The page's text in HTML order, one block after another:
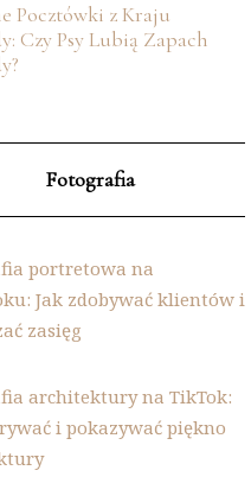
Pocztówki z Kraju
Czy Psy Lubią Zapach
Fotografia
portretowa na
Jak zdobywać klientów i
zasięg
architektury na TikTok:
i pokazywać piękno